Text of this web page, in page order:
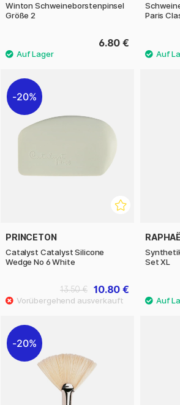
Winton Schweineborstenpinsel
Größe 2
6.80 €
Paris
20%
PRINCETON
Catalyst Catalyst Silicone
Wedge No 6 White
10.80 €
13.50 €
Set XL
20%